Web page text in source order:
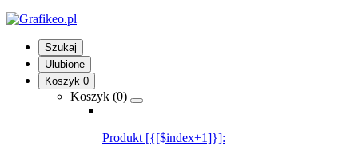
Szukaj
Ulubione
Koszyk 0
Koszyk (0)
Produkt [{[$index+1]}]: